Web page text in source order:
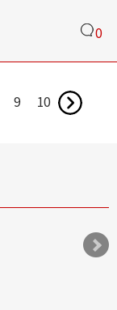
0
9 10